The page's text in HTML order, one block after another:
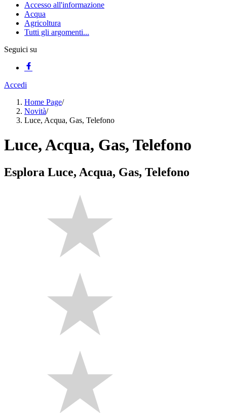
Accesso all'informazione
Acqua
Agricoltura
Tutti gli argomenti...
Seguici su
Accedi
Home Page/
Novità/
Luce, Acqua, Gas, Telefono
Luce, Acqua, Gas, Telefono
Esplora Luce, Acqua, Gas, Telefono